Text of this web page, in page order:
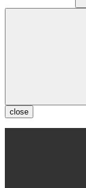
close